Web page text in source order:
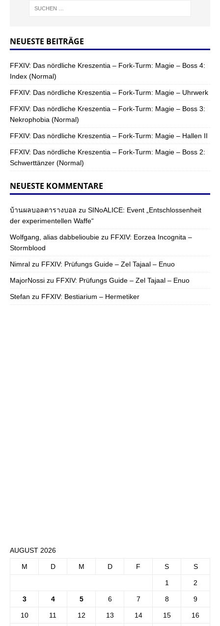
NEUESTE BEITRÄGE
FFXIV: Das nördliche Kreszentia – Fork-Turm: Magie – Boss 4:
Index (Normal)
FFXIV: Das nördliche Kreszentia – Fork-Turm: Magie – Uhrwerk
FFXIV: Das nördliche Kreszentia – Fork-Turm: Magie – Boss 3:
Nekrophobia (Normal)
FFXIV: Das nördliche Kreszentia – Fork-Turm: Magie – Hallen II
FFXIV: Das nördliche Kreszentia – Fork-Turm: Magie – Boss 2:
Schwerttänzer (Normal)
NEUESTE KOMMENTARE
บ้านผลบอลตารางบอล zu SINoALICE: Event „Entschlossenheit
der experimentellen Waffe“
Wolfgang, alias dabbelioubie zu FFXIV: Eorzea Incognita –
Stormblood
Nimral zu FFXIV: Prüfungs Guide – Zel Tajaal – Enuo
MajorNossi zu FFXIV: Prüfungs Guide – Zel Tajaal – Enuo
Stefan zu FFXIV: Bestiarium – Hermetiker
AUGUST 2026
M D M D F S S
1 2
3 4 5 6 7 8 9
10 11 12 13 14 15 16